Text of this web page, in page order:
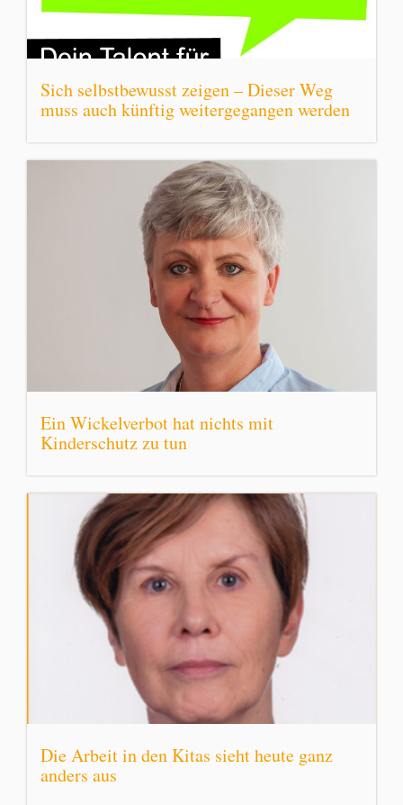
Sich selbstbewusst zeigen – Dieser Weg
muss auch künftig weitergegangen werden
Ein Wickelverbot hat nichts mit
Kinderschutz zu tun
Die Arbeit in den Kitas sieht heute ganz
anders aus